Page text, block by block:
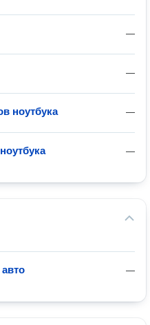
—
—
—
ноутбука
—
—